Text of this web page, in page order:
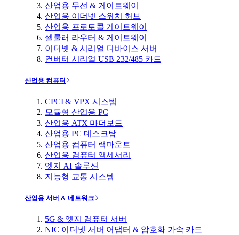
산업용 무선 & 게이트웨이
산업용 이더넷 스위치 허브
산업용 프로토콜 게이트웨이
셀룰러 라우터 & 게이트웨이
이더넷 & 시리얼 디바이스 서버
컨버터 시리얼 USB 232/485 카드
산업용 컴퓨터
CPCI & VPX 시스템
모듈형 산업용 PC
산업용 ATX 마더보드
산업용 PC 데스크탑
산업용 컴퓨터 랙마운트
산업용 컴퓨터 액세서리
엣지 AI 솔루션
지능형 교통 시스템
산업용 서버 & 네트워크
5G & 엣지 컴퓨터 서버
NIC 이더넷 서버 어댑터 & 암호화 가속 카드